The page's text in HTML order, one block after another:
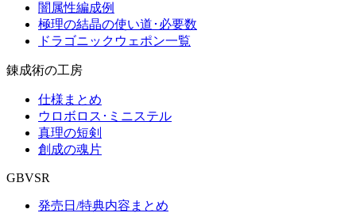
闇属性編成例
極理の結晶の使い道･必要数
ドラゴニックウェポン一覧
錬成術の工房
仕様まとめ
ウロボロス･ミニステル
真理の短剣
創成の魂片
GBVSR
発売日/特典内容まとめ